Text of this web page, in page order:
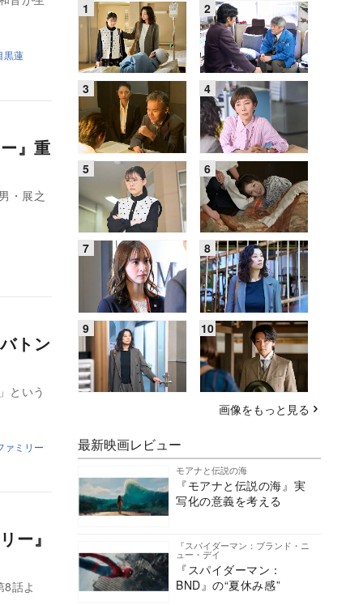
黒蓮
』重
・展之
トン
という
ァミリー
ー』
話よ
画像をもっと見る
最新映画レビュー
モアナと伝説の海
『モアナと伝説の海』実
写化の意義を考える
『スパイダーマン：ブランド・ニ
ュー・デイ
『スパイダーマン：
BND』の“夏休み感”